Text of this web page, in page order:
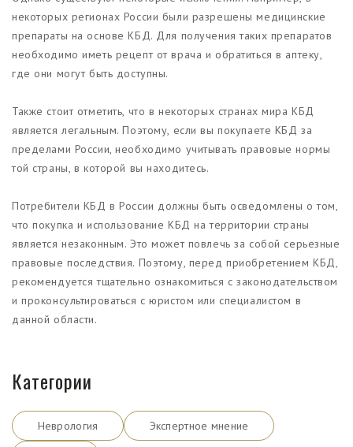
некоторых регионах России были разрешены медицинские
препараты на основе КБД. Для получения таких препаратов
необходимо иметь рецепт от врача и обратиться в аптеку,
где они могут быть доступны.
Также стоит отметить, что в некоторых странах мира КБД
является легальным. Поэтому, если вы покупаете КБД за
пределами России, необходимо учитывать правовые нормы
той страны, в которой вы находитесь.
Потребители КБД в России должны быть осведомлены о том,
что покупка и использование КБД на территории страны
является незаконным. Это может повлечь за собой серьезные
правовые последствия. Поэтому, перед приобретением КБД,
рекомендуется тщательно ознакомиться с законодательством
и проконсультироваться с юристом или специалистом в
данной области.
Категории
Неврология Экспертное мнение